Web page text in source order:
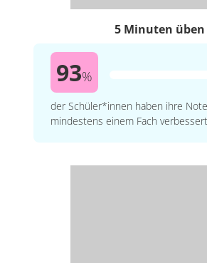
5 Minuten üben
93%
der Schüler*innen haben ihre
mindestens einem Fach